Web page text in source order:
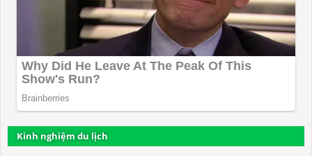
Kinh nghiệm du lịch